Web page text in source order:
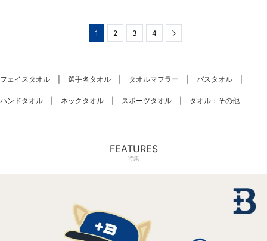
1 2 3 4
フェイスタオル 選手名タオル タオルマフラー バスタオル
ハンドタオル ネックタオル スポーツタオル タオル：その他
FEATURES
特集